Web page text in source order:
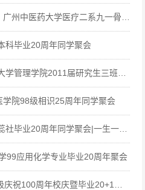
大学医疗二系九一骨伤毕业三十周年聚会
科毕业20周年同学聚会
2011届研究生三班毕业12周年同学聚会
院98级相识25周年同学聚会
学聚会|一生一世，中大百年回眸，岭南廿载聚首
99应用化学专业毕业20周年聚会
100周年校庆暨毕业20+1周年聚会